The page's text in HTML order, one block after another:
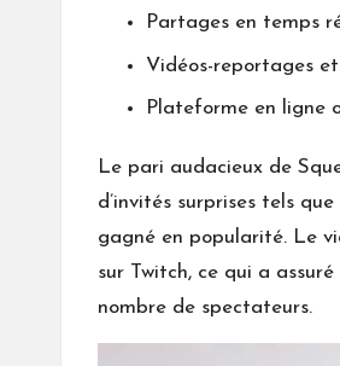
Partages en temps
Vidéos-reportages
Plateforme en ligne
Le pari audacieux de
d’invités surprises tels
gagné en popularité. Le
sur Twitch, ce qui a
nombre de spectateurs.